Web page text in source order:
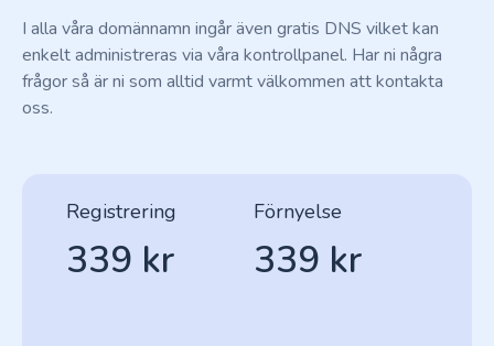
I alla våra domännamn ingår även gratis DNS vilket kan
enkelt administreras via våra kontrollpanel. Har ni några
frågor så är ni som alltid varmt välkommen att kontakta
oss.
Registrering
339 kr
Förnyelse
339 kr